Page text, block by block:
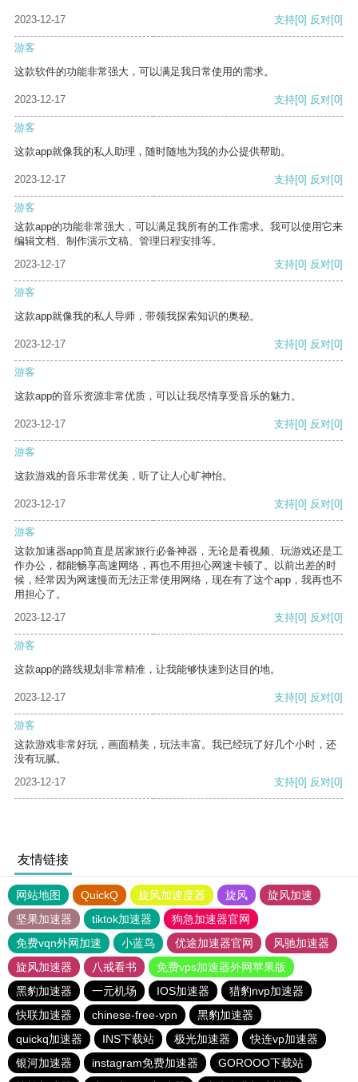
2023-12-17 支持[0] 反对[0]
游客
这款软件的功能非常强大，可以满足我日常使用的需求。
2023-12-17 支持[0] 反对[0]
游客
这款app就像我的私人助理，随时随地为我的办公提供帮助。
2023-12-17 支持[0] 反对[0]
游客
这款app的功能非常强大，可以满足我所有的工作需求。我可以使用它来
编辑文档、制作演示文稿、管理日程安排等。
2023-12-17
支持[0] 反对[0]
游客
这款app就像我的私人导师，带领我探索知识的奥秘。
2023-12-17 支持[0] 反对[0]
游客
这款app的音乐资源非常优质，可以让我尽情享受音乐的魅力。
2023-12-17 支持[0] 反对[0]
游客
这款游戏的音乐非常优美，听了让人心旷神怡。
2023-12-17 支持[0] 反对[0]
游客
这款加速器app简直是居家旅行必备神器，无论是看视频、玩游戏还是工
作办公，都能畅享高速网络，再也不用担心网速卡顿了。以前出差的时
候，经常因为网速慢而无法正常使用网络，现在有了这个app，我再也不
用担心了。
2023-12-17
支持[0] 反对[0]
游客
这款app的路线规划非常精准，让我能够快速到达目的地。
2023-12-17 支持[0] 反对[0]
游客
这款游戏非常好玩，画面精美，玩法丰富。我已经玩了好几个小时，还
没有玩腻。
2023-12-17
支持[0] 反对[0]
友情链接
网站地图 QuickQ 旋风加速度器 旋风
旋风加速
坚果加速器
tiktok加速器
狗急加速器官网
免费vqn外网加速
小蓝鸟 优途加速器官网
风驰加速器
旋风加速器
八戒看书
免费vps加速器外网苹果版
黑豹加速器
一元机场 IOS加速器
猎豹nvp加速器
快联加速器
chinese-free-vpn
黑豹加速器
quickq加速器
INS下载站 极光加速器
快连vp加速器
银河加速器
instagram免费加速器
GOROOO下载站